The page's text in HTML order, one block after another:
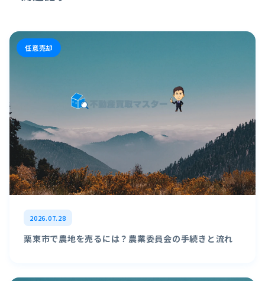
任意売却
2026.07.28
栗東市で農地を売るには？農業委員会の手続きと流れ